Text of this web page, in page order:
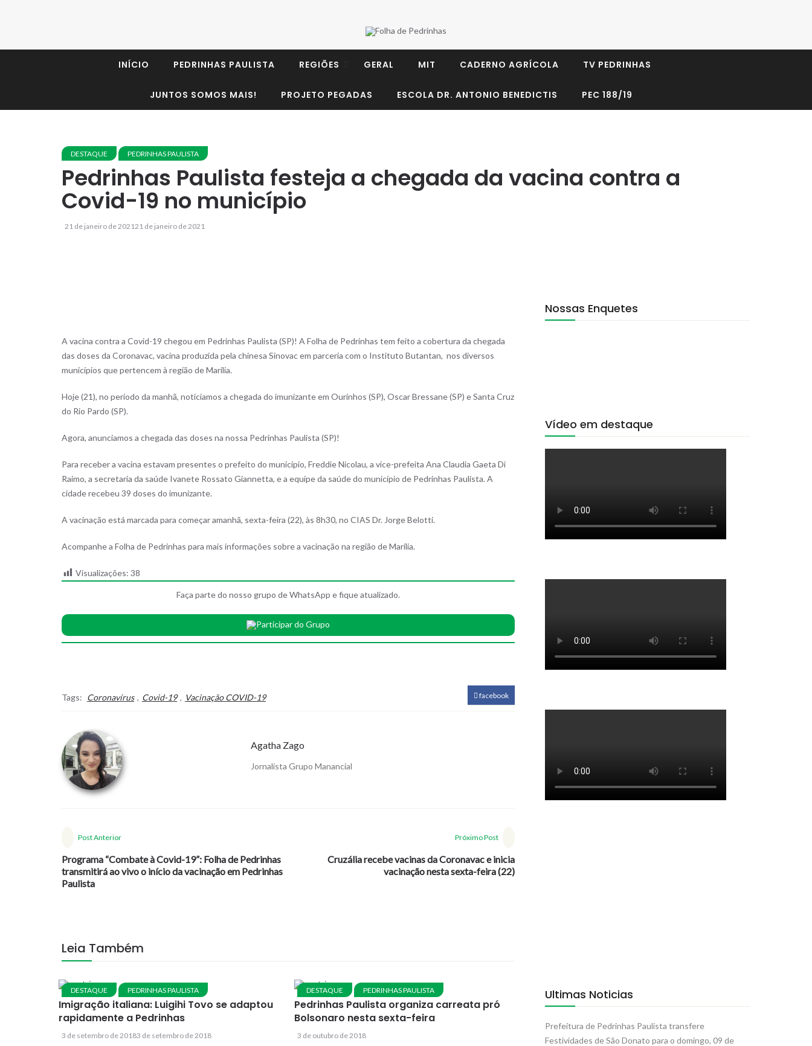
INÍCIO PEDRINHAS PAULISTA REGIÕES GERAL MIT CADERNO AGRÍCOLA TV PEDRINHAS
JUNTOS SOMOS MAIS! PROJETO PEGADAS ESCOLA DR. ANTONIO BENEDICTIS PEC 188/19
DESTAQUE PEDRINHAS PAULISTA
Pedrinhas Paulista festeja a chegada da vacina contra a
Covid-19 no município
21 de janeiro de 202121 de janeiro de 2021
A vacina contra a Covid-19 chegou em Pedrinhas Paulista (SP)! A Folha de Pedrinhas tem feito a cobertura da chegada
das doses da Coronavac, vacina produzida pela chinesa Sinovac em parceria com o Instituto Butantan, nos diversos
municípios que pertencem à região de Marília.
Hoje (21), no período da manhã, noticiamos a chegada do imunizante em Ourinhos (SP), Oscar Bressane (SP) e Santa Cruz
do Rio Pardo (SP).
Agora, anunciamos a chegada das doses na nossa Pedrinhas Paulista (SP)!
Para receber a vacina estavam presentes o prefeito do município, Freddie Nicolau, a vice-prefeita Ana Claudia Gaeta Di
Raimo, a secretaria da saúde Ivanete Rossato Giannetta, e a equipe da saúde do município de Pedrinhas Paulista. A
cidade recebeu 39 doses do imunizante.
A vacinação está marcada para começar amanhã, sexta-feira (22), às 8h30, no CIAS Dr. Jorge Belotti.
Acompanhe a Folha de Pedrinhas para mais informações sobre a vacinação na região de Marília.
Visualizações: 38
Faça parte do nosso grupo de WhatsApp e fique atualizado.
Participar do Grupo
Tags: Coronavírus , Covid-19 , Vacinação COVID-19 facebook
Agatha Zago
Jornalista Grupo Manancial
Post Anterior
Programa “Combate à Covid-19”: Folha de Pedrinhas
transmitirá ao vivo o início da vacinação em Pedrinhas
Paulista
Próximo Post
Cruzália recebe vacinas da Coronavac e inicia
vacinação nesta sexta-feira (22)
Leia Também
DESTAQUE PEDRINHAS PAULISTA
Imigração italiana: Luigihi Tovo se adaptou
rapidamente a Pedrinhas
3 de setembro de 20183 de setembro de 2018
DESTAQUE PEDRINHAS PAULISTA
Pedrinhas Paulista organiza carreata pró
Bolsonaro nesta sexta-feira
3 de outubro de 2018
Nossas Enquetes
Vídeo em destaque
Ultimas Noticias
Prefeitura de Pedrinhas Paulista transfere
Festividades de São Donato para o domingo, 09 de